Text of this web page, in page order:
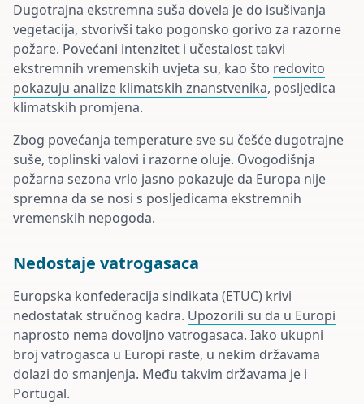
Dugotrajna ekstremna suša dovela je do isušivanja
vegetacija, stvorivši tako pogonsko gorivo za razorne
požare. Povećani intenzitet i učestalost takvi
ekstremnih vremenskih uvjeta su, kao što redovito
pokazuju analize klimatskih znanstvenika, posljedica
klimatskih promjena.
Zbog povećanja temperature sve su češće dugotrajne
suše, toplinski valovi i razorne oluje. Ovogodišnja
požarna sezona vrlo jasno pokazuje da Europa nije
spremna da se nosi s posljedicama ekstremnih
vremenskih nepogoda.
Nedostaje vatrogasaca
Europska konfederacija sindikata (ETUC) krivi
nedostatak stručnog kadra. Upozorili su da u Europi
naprosto nema dovoljno vatrogasaca. Iako ukupni
broj vatrogasca u Europi raste, u nekim državama
dolazi do smanjenja. Među takvim državama je i
Portugal.